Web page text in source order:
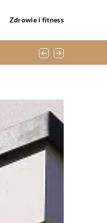
Zdrowie i fitness